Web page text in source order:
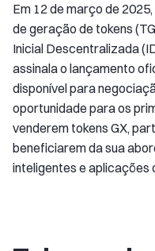
Em 12 de março de
de geração de tokens
Inicial Descentralizada
assinala o lançamento
disponível para
oportunidade para os
venderem tokens GX,
beneficiarem da sua
inteligentes e